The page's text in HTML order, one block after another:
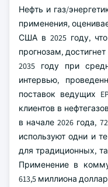
Нефть и газ/
применения,
США в 2025 году, что
прогнозам,
2035 году при
интервью,
поставок ведущих
клиентов в
в начале 2026 года,
используют одни и
для традиционных,
Применение в
613,5 миллиона